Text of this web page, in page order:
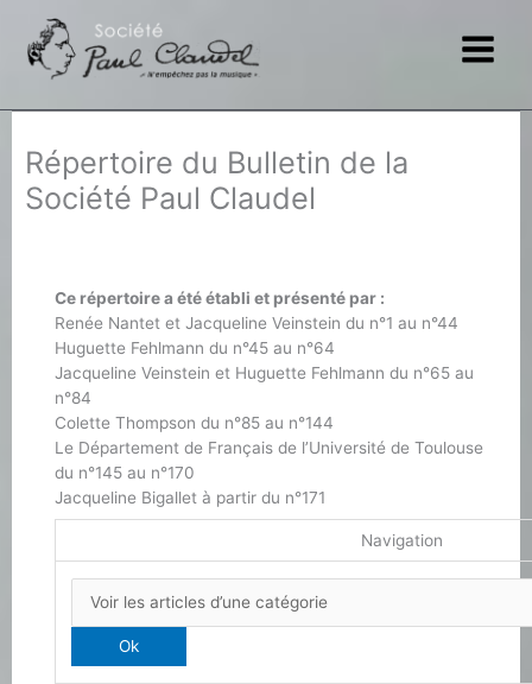
contenu
Répertoire du Bulletin de la
Société Paul Claudel
Ce répertoire a été établi et présenté par :
Renée Nantet et Jacqueline Veinstein du n°1 au n°44
Huguette Fehlmann du n°45 au n°64
Jacqueline Veinstein et Huguette Fehlmann du n°65 au
n°84
Colette Thompson du n°85 au n°144
Le Département de Français de l’Université de Toulouse
du n°145 au n°170
Jacqueline Bigallet à partir du n°171
Navigation